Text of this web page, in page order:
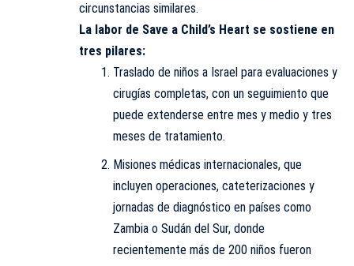
circunstancias similares.
La labor de Save a Child’s Heart se sostiene en
tres pilares:
Traslado de niños a Israel para evaluaciones y
cirugías completas, con un seguimiento que
puede extenderse entre mes y medio y tres
meses de tratamiento.
Misiones médicas internacionales, que
incluyen operaciones, cateterizaciones y
jornadas de diagnóstico en países como
Zambia o Sudán del Sur, donde
recientemente más de 200 niños fueron